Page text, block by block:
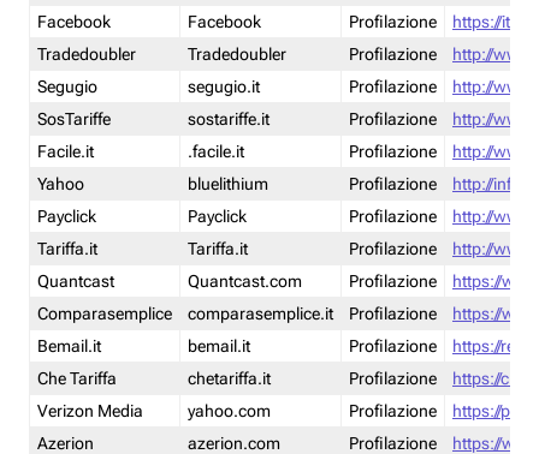
Facebook
Facebook Profilazione
https://it-
Tradedoubler
Tradedoubler Profilazione
http://
Segugio
segugio.it Profilazione
http://
SosTariffe
sostariffe.it Profilazione
http://
Facile.it
.facile.it Profilazione
http://
Yahoo
bluelithium Profilazione
http://
Payclick
Payclick Profilazione
http://
Tariffa.it
Tariffa.it Profilazione
http://
Quantcast
Quantcast.com Profilazione
https://
Comparasemplice
comparasemplice.it Profilazione
https://
Bemail.it
bemail.it Profilazione
https://
Che Tariffa
chetariffa.it Profilazione
https://
Verizon Media
yahoo.com Profilazione
https://
Azerion
azerion.com Profilazione
https://